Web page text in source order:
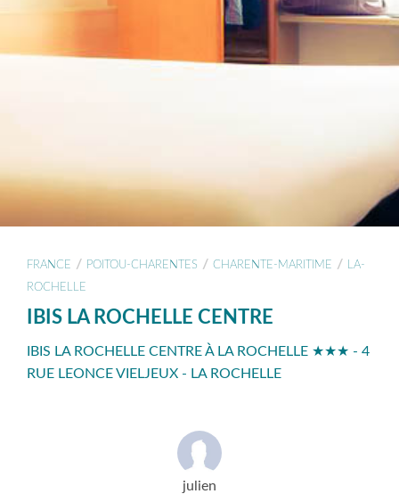
FRANCE / POITOU-CHARENTES / CHARENTE-MARITIME / LA-
ROCHELLE
IBIS LA ROCHELLE CENTRE
IBIS LA ROCHELLE CENTRE À LA ROCHELLE ★★★ - 4
RUE LEONCE VIELJEUX - LA ROCHELLE
julien